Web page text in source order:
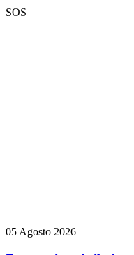
SOS
05 Agosto 2026